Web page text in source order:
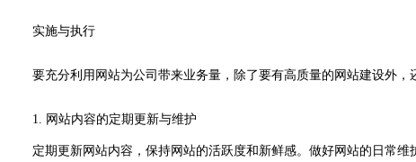
实施与执行
要充分利用网站为公司带来业务量，除了要有高质量的网站建设外，
1. 网站内容的定期更新与维护
定期更新网站内容，保持网站的活跃度和新鲜感。做好网站的日常维